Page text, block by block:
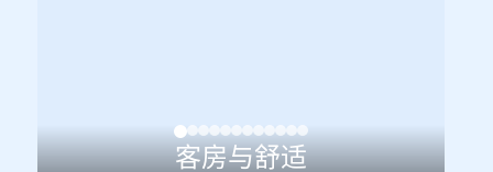
客房与舒适